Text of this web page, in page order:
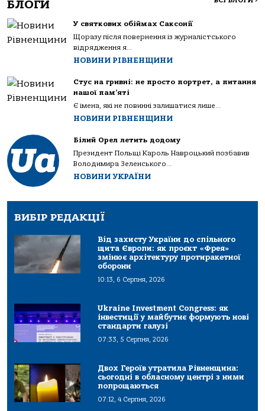
БЛОГИ
У святкових обіймах Саксонії
Щоразу після повернення із журналістського
відрядження я...
НОВИНИ РІВНЕНЩИНИ
Стус на гривні: не просто портрет, а питання
нашої пам’яті
Є імена, які не повинні залишатися лише...
НОВИНИ РІВНЕНЩИНИ
Білий Орел летить додому
Президент Польщі Кароль Навроцький позбавив
Володимира Зеленського...
НОВИНИ УКРАЇНИ
ВИБІР РЕДАКЦІЇ
Від захисту України до спільного
щита Європи: як проєкт «Фрея»
змінює архітектуру протиракетної
оборони
10:13, 6 Серпня, 2026
Ukraine Investment Congress: як
інвестиції у майбутнє формують нові
стандарти галузі
07:33, 5 Серпня, 2026
Двох Героїв утратила Рівненщина:
сьогодні в обласному центрі з ними
попрощаються
07:12, 4 Серпня, 2026